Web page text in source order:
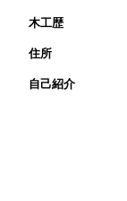
木工歴
住所
自己紹介